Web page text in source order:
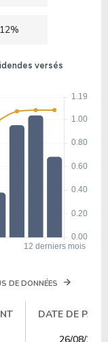
versés
DE DONNÉES
DATE DE
DATE DE